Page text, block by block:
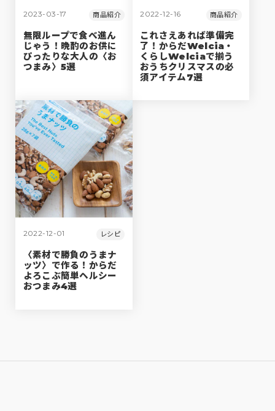
2023-03-17 商品紹介
無限ループで食べ進ん
じゃう！晩酌のお供に
ぴったりな大人の〈お
つまみ〉5選
2022-12-16 商品紹介
これさえあれば準備完
了！からだWelcia・
くらしWelciaで揃う
おうちクリスマスの必
須アイテム7選
2022-12-01 レシピ
〈素材で勝負のうまナ
ッツ〉で作る！からだ
よろこぶ簡単ヘルシー
おつまみ4選